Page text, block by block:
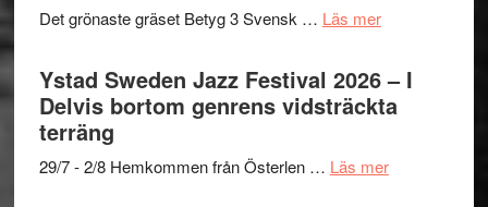
med
Mulder
och
Dana
Kulturs
Det grönaste gräset Betyg 3 Svensk … Läs merom
Det
grönaste
gräset
en
Ystad Sweden Jazz Festival 2026 – I
Delvis bortom genrens vidsträckta
terräng
29/7 - 2/8 Hemkommen från Österlen … Läs merom